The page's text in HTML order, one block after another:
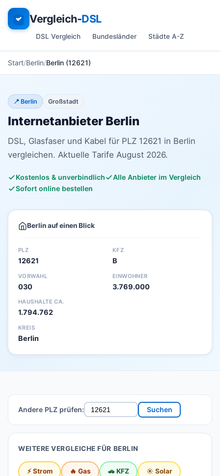
Vergleich-DSL
DSL Vergleich Bundesländer Städte A-Z
Start Berlin Berlin (12621)
📍 Berlin Großstadt
Internetanbieter Berlin
DSL, Glasfaser und Kabel für PLZ 12621 in Berlin
vergleichen. Aktuelle Tarife August 2026.
Kostenlos & unverbindlich
Alle Anbieter im Vergleich
Sofort online bestellen
Berlin auf einen Blick
PLZ
12621
KFZ
B
VORWAHL
030
EINWOHNER
3.769.000
HAUSHALTE CA.
1.794.762
KREIS
Berlin
Andere PLZ prüfen: Suchen
WEITERE VERGLEICHE FÜR BERLIN
⚡ Strom 🔥 Gas 🚗 KFZ ☀️ Solar